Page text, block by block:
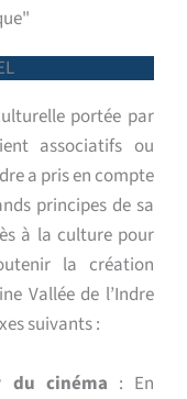
portée par
associatifs ou
a pris en compte
principes de sa
à la culture pour
la création
Vallée de l’Indre
suivants :
du cinéma : En